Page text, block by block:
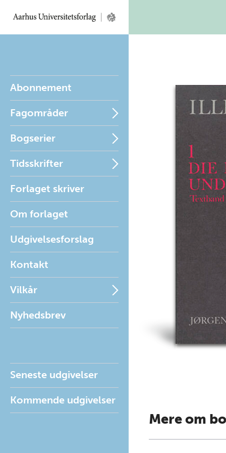
Abonnement
Fagområder
Bogserier
Tidsskrifter
Forlaget skriver
Om forlaget
Udgivelsesforslag
Kontakt
Vilkår
Nyhedsbrev
Seneste udgivelser
Kommende udgivelser
Mere om